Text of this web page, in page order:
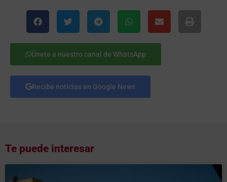
Únete a nuestro canal de WhatsApp
Recibe noticias en Google News
Te puede interesar